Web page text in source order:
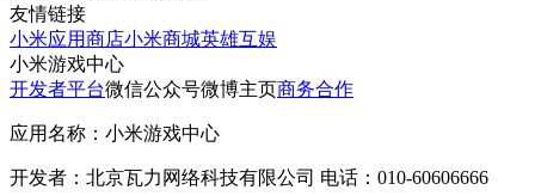
友情链接
小米应用商店小米商城英雄互娱
小米游戏中心
开发者平台微信公众号微博主页商务合作
应用名称：小米游戏中心
开发者：北京瓦力网络科技有限公司 电话：010-60606666